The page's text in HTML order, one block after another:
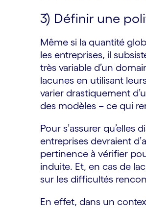
3) Définir une
Même si la quantité
les entreprises, il
très variable d’un
lacunes en utilisant
varier drastiquement
des modèles – ce qui
Pour s’assurer
entreprises devraient
pertinence à vérifier
induite. Et, en cas de
sur les difficultés
En effet, dans un